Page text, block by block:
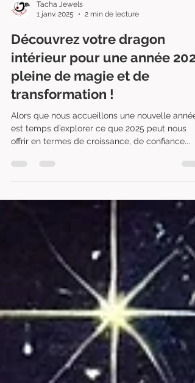
Tacha Jewels
1 janv. 2025
2 min de lecture
Découvrez votre dragon
intérieur pour une année 2025
pleine de magie et de
offrir en termes de croissance, de confiance...